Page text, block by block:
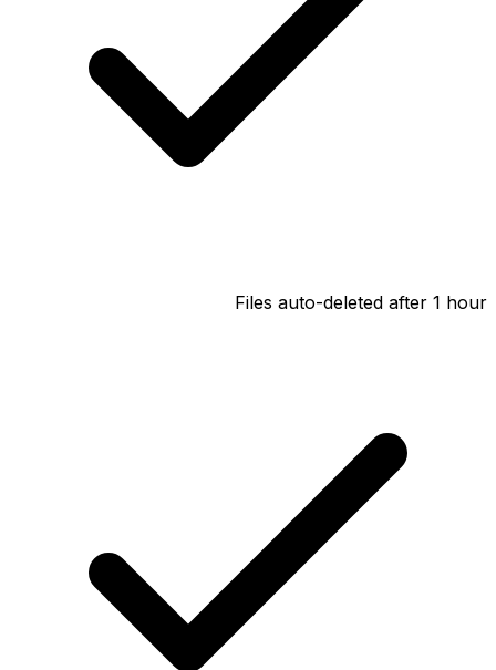
Files auto-deleted after 1 hour